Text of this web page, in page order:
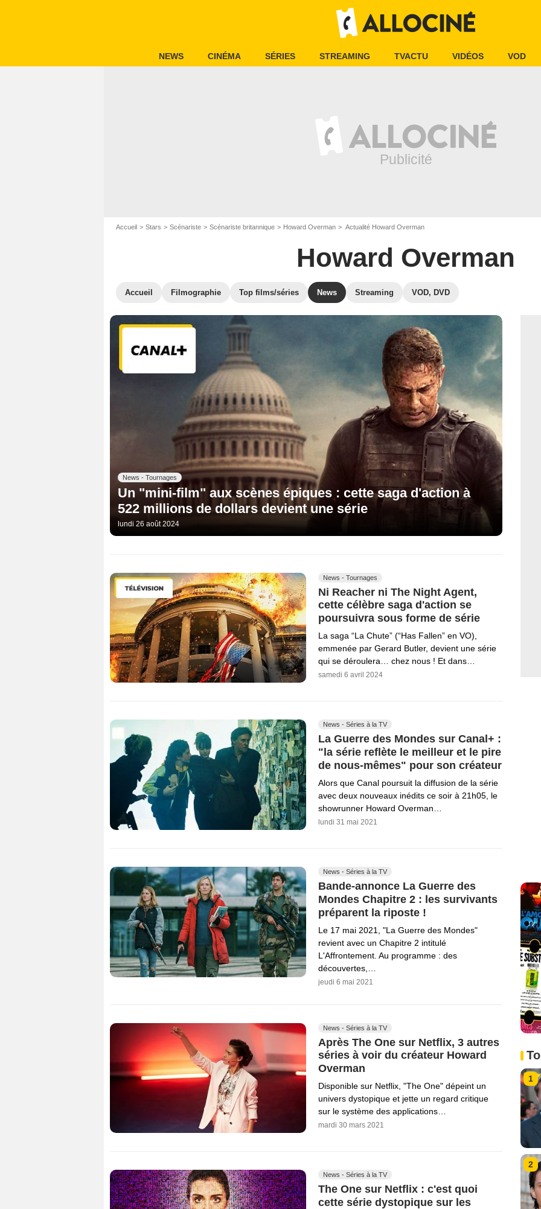
NEWS CINÉMA SÉRIES STREAMING TVACTU VIDÉOS VOD
Accueil Stars Scénariste Scénariste britannique Howard Overman Actualité Howard Overman
Howard Overman
Accueil Filmographie Top films/séries News Streaming VOD, DVD
News - Tournages
Un "mini-film" aux scènes épiques : cette saga d'action à
522 millions de dollars devient une série
lundi 26 août 2024
News - Tournages
Ni Reacher ni The Night Agent,
cette célèbre saga d'action se
poursuivra sous forme de série
La saga “La Chute” (“Has Fallen” en VO),
emmenée par Gerard Butler, devient une série
qui se déroulera… chez nous ! Et dans…
samedi 6 avril 2024
News - Séries à la TV
La Guerre des Mondes sur Canal+ :
"la série reflète le meilleur et le pire
de nous-mêmes" pour son créateur
Alors que Canal poursuit la diffusion de la série
avec deux nouveaux inédits ce soir à 21h05, le
showrunner Howard Overman…
lundi 31 mai 2021
News - Séries à la TV
Bande-annonce La Guerre des
Mondes Chapitre 2 : les survivants
préparent la riposte !
Le 17 mai 2021, "La Guerre des Mondes"
revient avec un Chapitre 2 intitulé
L'Affrontement. Au programme : des
découvertes,…
jeudi 6 mai 2021
News - Séries à la TV
Après The One sur Netflix, 3 autres
séries à voir du créateur Howard
Overman
Disponible sur Netflix, "The One" dépeint un
univers dystopique et jette un regard critique
sur le système des applications…
mardi 30 mars 2021
News - Séries à la TV
The One sur Netflix : c'est quoi
cette série dystopique sur les
1
2